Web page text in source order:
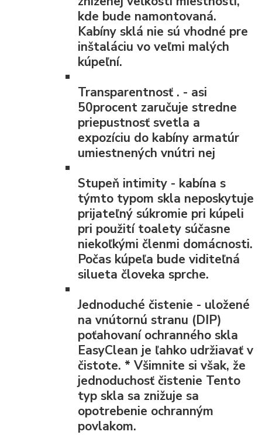
kde bude namontovaná.
Kabíny sklá nie sú vhodné pre
inštaláciu vo veľmi malých
kúpeľní.
Transparentnosť . - asi
50procent zaručuje stredne
priepustnosť svetla a
expozíciu do kabíny armatúr
umiestnených vnútri nej
Stupeň intimity - kabína s
týmto typom skla neposkytuje
prijateľný súkromie pri kúpeli
pri použití toalety súčasne
niekoľkými členmi domácnosti.
Počas kúpeľa bude viditeľná
silueta človeka sprche.
Jednoduché čistenie - uložené
na vnútornú stranu (DIP)
poťahovaní ochranného skla
EasyClean je ľahko udržiavať v
čistote. *Všimnite si však, že
jednoduchosť čistenie Tento
typ skla sa znižuje sa
opotrebenie ochranným
povlakom.